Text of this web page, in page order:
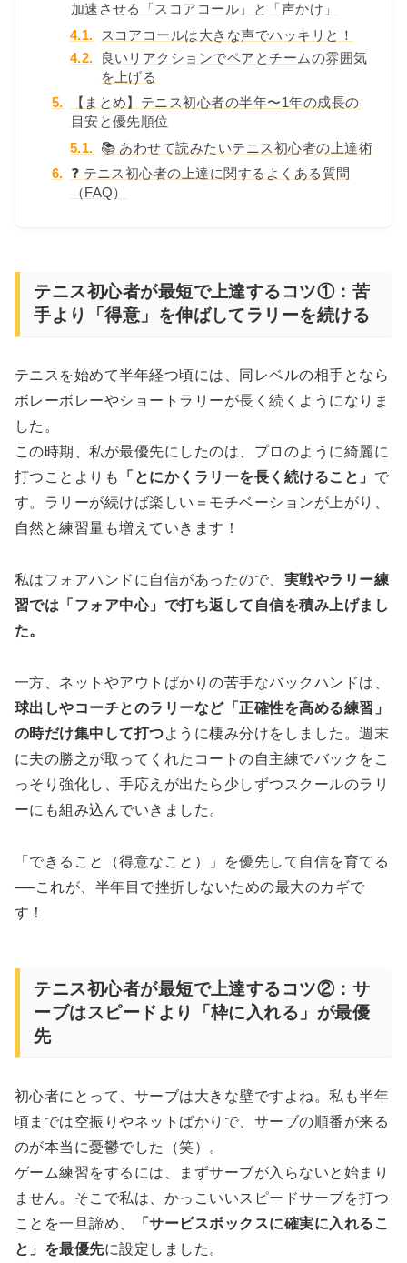
加速させる「スコアコール」と「声かけ」
4.1.
スコアコールは大きな声でハッキリと！
4.2.
良いリアクションでペアとチームの雰囲気
を上げる
5.
【まとめ】テニス初心者の半年〜1年の成長の
目安と優先順位
5.1. 📚 あわせて読みたいテニス初心者の上達術
6. ❓ テニス初心者の上達に関するよくある質問
（FAQ）
テニス初心者が最短で上達するコツ①：苦
手より「得意」を伸ばしてラリーを続ける
テニスを始めて半年経つ頃には、同レベルの相手となら
ボレーボレーやショートラリーが長く続くようになりま
した。
この時期、私が最優先にしたのは、プロのように綺麗に
打つことよりも
「とにかくラリーを長く続けること」 で
す。ラリーが続けば楽しい＝モチベーションが上がり、
自然と練習量も増えていきます！
私はフォアハンドに自信があったので、 実戦やラリー練
習では「フォア中心」で打ち返して自信を積み上げまし
た。
一方、ネットやアウトばかりの苦手なバックハンドは、
球出しやコーチとのラリーなど「正確性を高める練習」
の時だけ集中して打つように棲み分けをしました。週末
に夫の勝之が取ってくれたコートの自主練でバックをこ
っそり強化し、手応えが出たら少しずつスクールのラリ
ーにも組み込んでいきました。
「できること（得意なこと）」を優先して自信を育てる
──これが、半年目で挫折しないための最大のカギで
す！
テニス初心者が最短で上達するコツ②：サ
ーブはスピードより「枠に入れる」が最優
先
初心者にとって、サーブは大きな壁ですよね。私も半年
頃までは空振りやネットばかりで、サーブの順番が来る
のが本当に憂鬱でした（笑）。
ゲーム練習をするには、まずサーブが入らないと始まり
ません。そこで私は、かっこいいスピードサーブを打つ
ことを一旦諦め、
「サービスボックスに確実に入れるこ
と」を最優先に設定しました。